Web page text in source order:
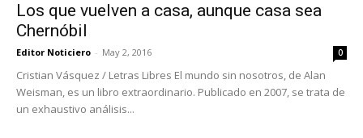
Los que vuelven a casa, aunque casa sea
Chernóbil
Editor Noticiero - May 2, 2016 0
Cristian Vásquez / Letras Libres El mundo sin nosotros, de Alan
Weisman, es un libro extraordinario. Publicado en 2007, se trata de
un exhaustivo análisis...